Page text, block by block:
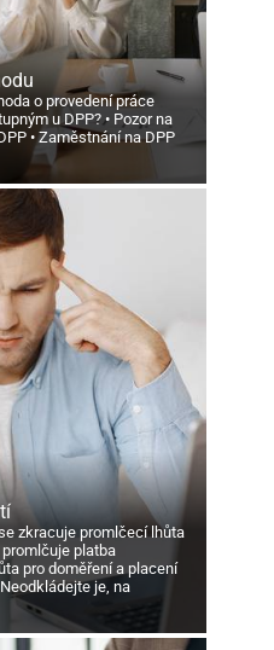
o provedení práce
u DPP?
Pozor na
Zaměstnání na DPP
zkracuje promlčecí lhůta
promlčuje platba
pro doměření a placení
je, na